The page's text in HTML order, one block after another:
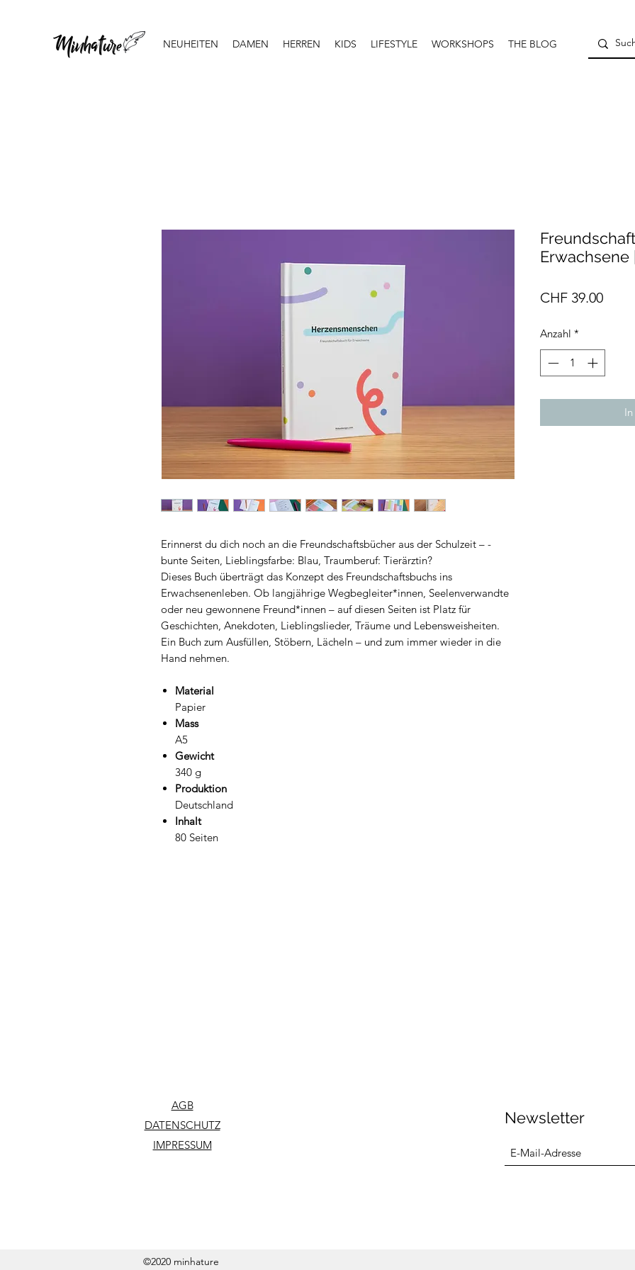
NEUHEITEN DAMEN HERREN KIDS LIFESTYLE WORKSHOPS THE BLOG
Erinnerst du dich noch an die Freundschaftsbücher aus der Schulzeit – ­
bunte Seiten, Lieblingsfarbe: Blau, Traumberuf: Tierärztin?
Dieses Buch überträgt das Konzept des Freund­schaftsbuchs ins
Erwachsenenleben. Ob langjährige Wegbegleiter*innen, Seelenverwandte
oder neu gewonnene Freund*innen – auf diesen Seiten ist Platz für
Geschichten, Anekdoten, Lieblingslieder, Träume und Lebensweisheiten.
Ein Buch zum Ausfüllen, Stöbern, Lächeln – und zum immer wieder in die
Hand nehmen.
Material
Papier
Mass
A5
Gewicht
340 g
Produktion
Deutschland
Inhalt
80 Seiten
CHF 39.00Preis
Anzahl *
AGB
DATENSCHUTZ
IMPRESSUM
Newsletter
©2020 minhature